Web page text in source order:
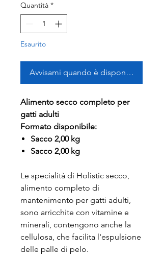
Quantità *
Esaurito
Avvisami quando è disponibile
Alimento secco completo per
gatti adulti
Formato disponibile:
Sacco 2,00 kg
Sacco 2,00 kg
Le specialità di Holistic secco,
alimento completo di
mantenimento per gatti adulti,
sono arricchite con vitamine e
minerali, contengono anche la
cellulosa, che facilita l'espulsione
delle palle di pelo.